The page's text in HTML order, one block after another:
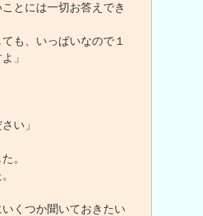
ことには一切お答えでき
も、いっぱいなので１
」
い」
。
くつか聞いておきたい